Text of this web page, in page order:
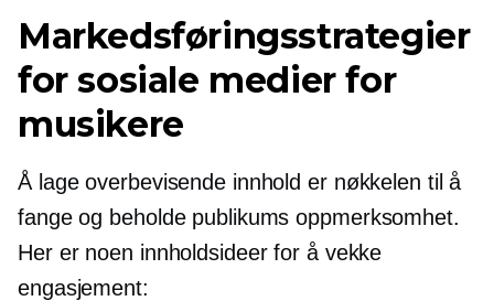
Markedsføringsstrategier
for sosiale medier for
musikere
Å lage overbevisende innhold er nøkkelen til å
fange og beholde publikums oppmerksomhet.
Her er noen innholdsideer for å vekke
engasjement: